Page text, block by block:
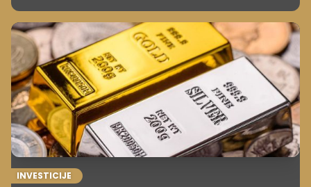
precej višja. Kreditojemalce poleg kredita in obresti
doletijo še številni dodatni stroški – od cenitve
nepremičnine in notarskih storitev do zavarovanj,
bančnih nadomestil in stroškov zemljiškoknjižnega
postopka, ki lahko skupaj nanesejo več tisoč evrov.
INVESTICIJE